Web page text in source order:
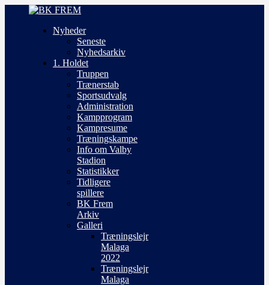
Nyheder
Seneste
Nyhedsarkiv
1. Holdet
Truppen
Trænerstab
Sportsudvalg
Administration
Kampprogram
Kampresume
Træningskampe
Info om Valby
Stadion
Statistikker
Tidligere
spillere
BK Frem
Arkiv
Galleri
Træningslejr
Malaga
2022
Træningslejr
Malaga